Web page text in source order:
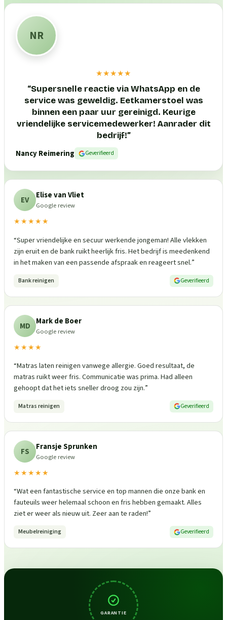
NR
★★★★★
“Supersnelle reactie via WhatsApp en de
service was geweldig. Eetkamerstoel was
binnen een paar uur gereinigd. Keurige
vriendelijke servicemedewerker! Aanrader dit
bedrijf!”
Nancy Reimering
Geverifieerd
EV Elise van Vliet
Google review
★★★★★
“Super vriendelijke en secuur werkende jongeman! Alle vlekken
zijn eruit en de bank ruikt heerlijk fris. Het bedrijf is meedenkend
in het maken van een passende afspraak en reageert snel.”
Bank reinigen Geverifieerd
MD Mark de Boer
Google review
★★★★
“Matras laten reinigen vanwege allergie. Goed resultaat, de
matras ruikt weer fris. Communicatie was prima. Had alleen
gehoopt dat het iets sneller droog zou zijn.”
Matras reinigen Geverifieerd
FS Fransje Sprunken
Google review
★★★★★
“Wat een fantastische service en top mannen die onze bank en
fauteuils weer helemaal schoon en fris hebben gemaakt. Alles
ziet er weer als nieuw uit. Zeer aan te raden!”
Meubelreiniging Geverifieerd
GARANTIE